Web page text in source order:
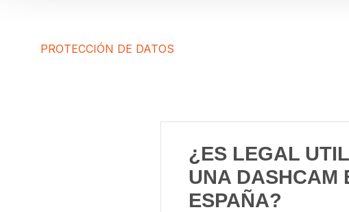
PROTECCIÓN DE DATOS
¿ES LEGAL
UNA DASHCAM
ESPAÑA?